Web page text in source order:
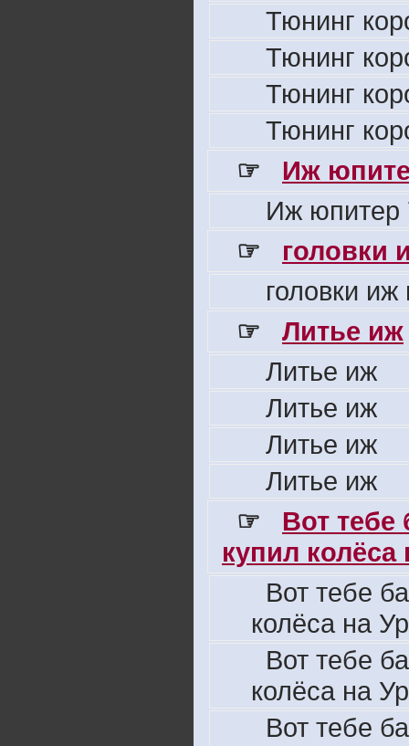
Тюнинг
Тюнинг
Тюнинг
Тюнинг
☞
Иж
Иж юпитер
☞
головки
головки
☞
Литье иж
Литье иж
Литье иж
Литье иж
Литье иж
☞
Вот
купил колёса
Вот тебе
колёса на
Вот тебе
колёса на
Вот тебе